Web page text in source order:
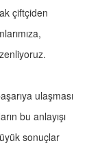
çiftçiden
ulaşması
bu anlayışı
sonuçlar